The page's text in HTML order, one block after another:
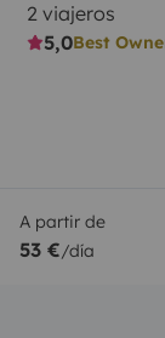
2 viajeros
5,0Best
A partir de
53 €/día